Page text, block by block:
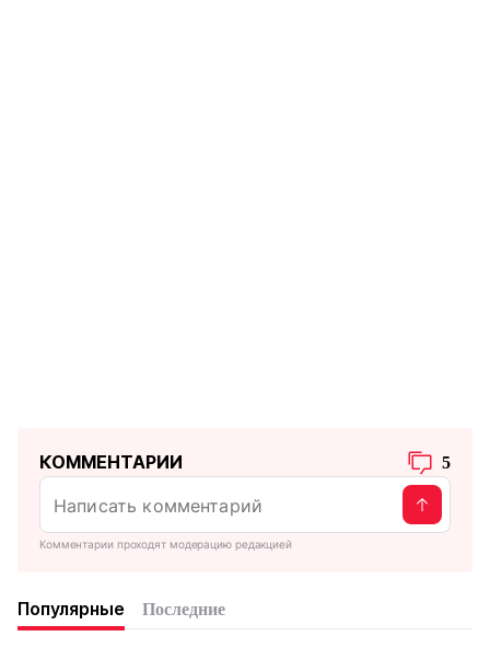
КОММЕНТАРИИ 5
Комментарии проходят модерацию редакцией
Популярные Последние